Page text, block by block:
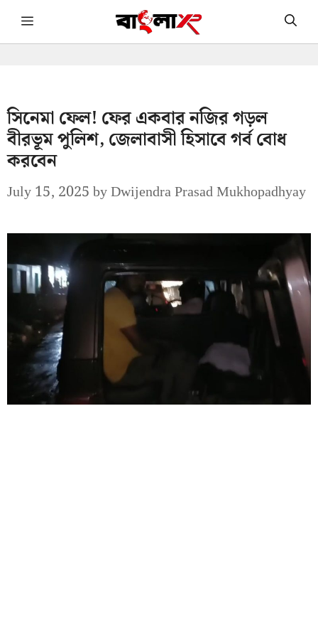
Skip Menu
সিনেমা ফেল! ফের একবার নজির গড়ল
বীরভূম পুলিশ, জেলাবাসী হিসাবে গর্ব বোধ
করবেন
July 15, 2025byDwijendra Prasad Mukhopadhyay